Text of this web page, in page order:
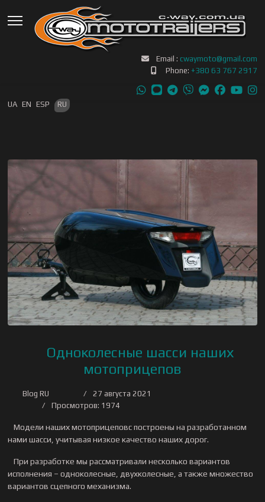
Email : cwaymoto@gmail.com
Phone: +380 63 767 2917
Выберите язык
UA EN ESP RU
Одноколесные шасси наших
мотоприцепов
Blog RU
27 августа 2021
Просмотров: 1974
Модели наших мотоприцеповc построены на разработанном
нами шасси, учитывая низкое качество наших дорог.
При разработке мы рассматривали несколько вариантов
исполнения – одноколесные, двухколесные, а также множество
вариантов сцепного механизма.